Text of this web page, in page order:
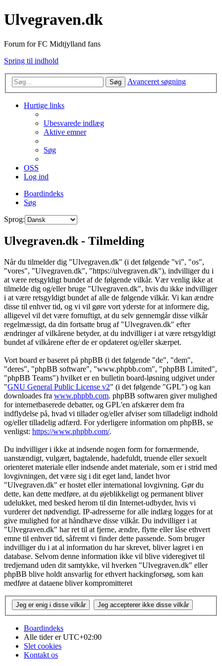
Ulvegraven.dk
Forum for FC Midtjylland fans
Spring til indhold
Søg Avanceret søgning
Hurtige links
Ubesvarede indlæg
Aktive emner
Søg
OSS
Log ind
Boardindeks
Søg
Sprog:
Ulvegraven.dk - Tilmelding
Når du tilmelder dig "Ulvegraven.dk" (i det følgende "vi", "os",
"vores", "Ulvegraven.dk", "https://ulvegraven.dk"), indvilliger du i
at være retsgyldigt bundet af de følgende vilkår. Vær venlig ikke at
tilmelde dig og/eller bruge "Ulvegraven.dk", hvis du ikke indvilliger
i at være retsgyldigt bundet af alle de følgende vilkår. Vi kan ændre
disse til enhver tid, og vi vil gøre vort yderste for at informere dig,
alligevel vil det være fornuftigt, at du selv gennemgår disse vilkår
regelmæssigt, da din fortsatte brug af "Ulvegraven.dk" efter
ændringer af vilkårene betyder, at du indvilliger i at være retsgyldigt
bundet af vilkårene efter de er opdateret og/eller skærpet.
Vort board er baseret på phpBB (i det følgende "de", "dem",
"deres", "phpBB software", "www.phpbb.com", "phpBB Limited",
"phpBB Teams") hvilket er en bulletin board-løsning udgivet under
"GNU General Public License v2" (i det følgende "GPL") og kan
downloades fra www.phpbb.com. phpBB softwaren giver mulighed
for internetbaserede debatter, og GPL'en afskærer dem fra
indflydelse på, hvad vi tillader og/eller afviser som tilladeligt indhold
og/eller tilladelig adfærd. For yderligere information om phpBB, se
venligst: https://www.phpbb.com/.
Du indvilliger i ikke at indsende nogen form for fornærmende,
uanstændigt, vulgært, bagtalende, hadefuldt, truende eller sexuelt
orienteret materiale eller indsende andet materiale, som er i strid med
lovgivningen, det være sig i dit eget land, landet hvor
"Ulvegraven.dk" er hostet eller international lovgivning. Gør du
dette, kan dette medføre, at du øjeblikkeligt og permanent bliver
udelukket, med besked herom til din Internet-udbyder, hvis vi
vurderer det nødvendigt. IP-adresserne for alle indlæg logges for at
give mulighed for at håndhæve disse vilkår. Du indvilliger i at
"Ulvegraven.dk" har ret til at fjerne, ændre, flytte eller låse ethvert
emne til enhver tid, såfremt vi finder dette passende. Som bruger
indvilliger du i at al information du har skrevet, bliver lagret i en
database. Selvom denne information ikke vil blive videregivet til
tredjemand uden dit samtykke, vil hverken "Ulvegraven.dk" eller
phpBB blive holdt ansvarlig for ethvert hackingforsøg, som kan
medføre at dataene bliver kompromitteret
Boardindeks
Alle tider erUTC+02:00
Slet cookies
Kontakt os